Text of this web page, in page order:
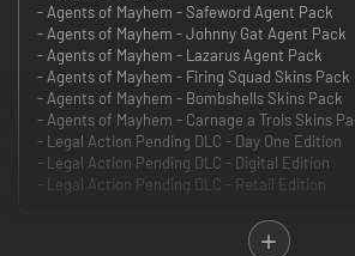
- Agents of Mayhem - Safeword Agent Pack
- Agents of Mayhem - Johnny Gat Agent Pack
- Agents of Mayhem - Lazarus Agent Pack
- Agents of Mayhem - Firing Squad Skins Pack
- Agents of Mayhem - Bombshells Skins Pack
- Agents of Mayhem - Carnage a Trois Skins
- Legal Action Pending DLC - Day One Edition
- Legal Action Pending DLC - Digital Edition
- Legal Action Pending DLC - Retail Edition
Agents of MAYHEM é o mais recente jogo de